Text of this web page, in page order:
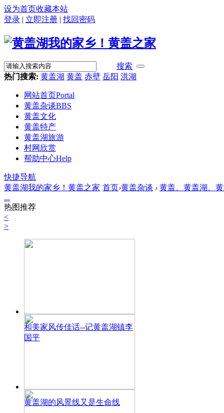
设为首页收藏本站
登录 | 立即注册 | 找回密码
搜索
热门搜索: 黄盖湖 黄盖 赤壁 岳阳 洪湖
网站首页Portal
黄盖杂谈BBS
黄盖文化
黄盖特产
黄盖湖旅游
村网欣赏
帮助中心Help
快捷导航
黄盖湖我的家乡！黄盖之家 首页›黄盖杂谈 › 黄盖、黄盖湖、
...
热图推荐
<
>
和美家风传佳话--记黄盖湖镇李
国平
黄盖湖的风景线又是生命线